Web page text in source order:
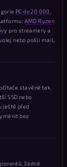
PC do 20 000
AMD Ryzen
pro streamery a
nebo pošli mail,
stavěné tak,
SSD nebo
ještě před
bez
žádné